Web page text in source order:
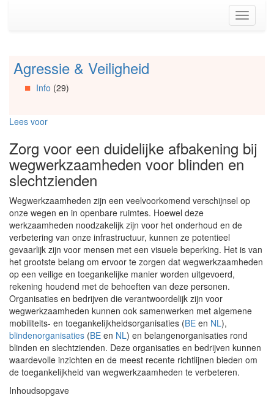
Spring
primaire
zijbalk
(Accesskey
Toggle
Spring
naar
Artikels
Info
naar
Organisaties
Spring
naar
Social
media
Agressie & Veiligheid
Info (29)
Lees voor
Zorg voor een duidelijke afbakening bij
wegwerkzaamheden voor blinden en
slechtzienden
Wegwerkzaamheden zijn een veelvoorkomend verschijnsel op
onze wegen en in openbare ruimtes. Hoewel deze
werkzaamheden noodzakelijk zijn voor het onderhoud en de
verbetering van onze infrastructuur, kunnen ze potentieel
gevaarlijk zijn voor mensen met een visuele beperking. Het is van
het grootste belang om ervoor te zorgen dat wegwerkzaamheden
op een veilige en toegankelijke manier worden uitgevoerd,
rekening houdend met de behoeften van deze personen.
Organisaties en bedrijven die verantwoordelijk zijn voor
wegwerkzaamheden kunnen ook samenwerken met algemene
mobiliteits- en toegankelijkheidsorganisaties (BE en NL),
blindenorganisaties (BE en NL) en belangenorganisaties rond
blinden en slechtzienden. Deze organisaties en bedrijven kunnen
waardevolle inzichten en de meest recente richtlijnen bieden om
de toegankelijkheid van wegwerkzaamheden te verbeteren.
Inhoudsopgave